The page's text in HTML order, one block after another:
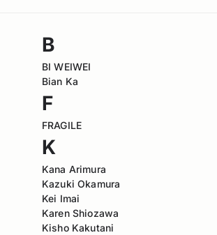
B
BI WEIWEI
Bian Ka
F
FRAGILE
K
Kana Arimura
Kazuki Okamura
Kei Imai
Karen Shiozawa
Kisho Kakutani